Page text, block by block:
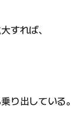
すれば、
り出している。